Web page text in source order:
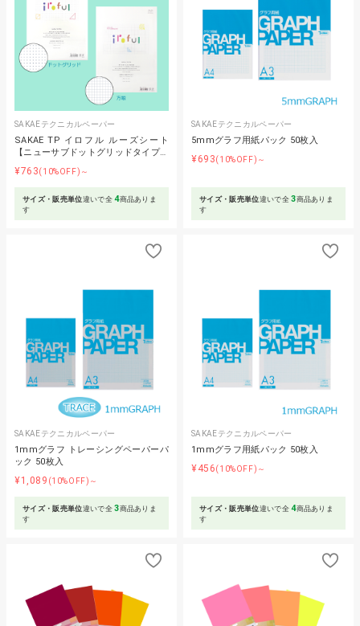
SAKAEテクニカルペーパー
SAKAE TP イロフル ルーズシート
【ニューサブドットグリッドタイプ…
¥763(10%OFF)～
サイズ・販売単位違いで全4商品ありま
す
SAKAEテクニカルペーパー
5mmグラフ用紙パック 50枚入
¥693(10%OFF)～
サイズ・販売単位違いで全3商品ありま
す
SAKAEテクニカルペーパー
1mmグラフ トレーシングペーパーパ
ック 50枚入
¥1,089 (10%OFF)～
サイズ・販売単位違いで全3商品ありま
す
SAKAEテクニカルペーパー
1mmグラフ用紙パック 50枚入
¥456(10%OFF)～
サイズ・販売単位違いで全4商品ありま
す